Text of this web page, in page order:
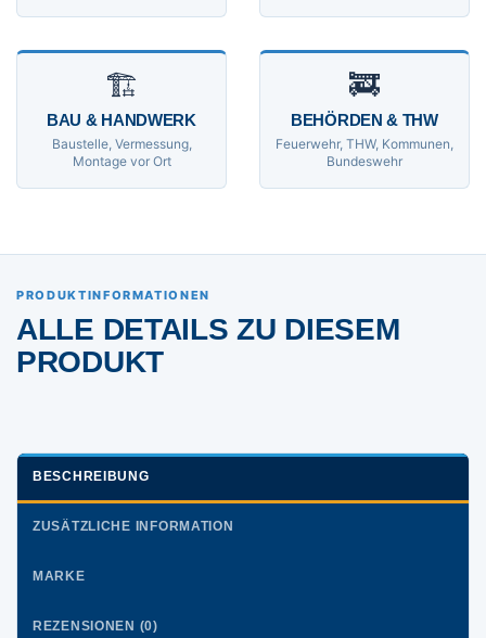
🏗
BAU & HANDWERK
Baustelle, Vermessung,
Montage vor Ort
🚒
BEHÖRDEN & THW
Feuerwehr, THW, Kommunen,
Bundeswehr
PRODUKTINFORMATIONEN
ALLE DETAILS ZU DIESEM
PRODUKT
BESCHREIBUNG
ZUSÄTZLICHE INFORMATION
MARKE
REZENSIONEN (0)